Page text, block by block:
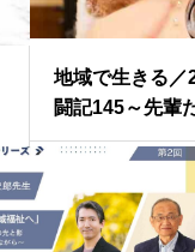
地域で生きる／
闘記145～先輩
運動の上になす
／渡邉由美子